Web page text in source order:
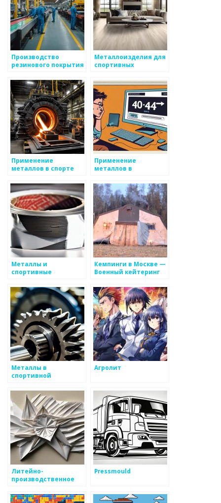
Производство
резинового покрытия
спортивных
площадок по низкой
цене в Москве
Металлоизделия для
спортивных
Применение
металлов в спорте
Применение
металлов в
экипировке
Металлы и
спортивные
Кемпинги в Москве —
Военный кейтеринг
Металлы в
спортивной
Агролит
Литейно-
производственное
Pressmould